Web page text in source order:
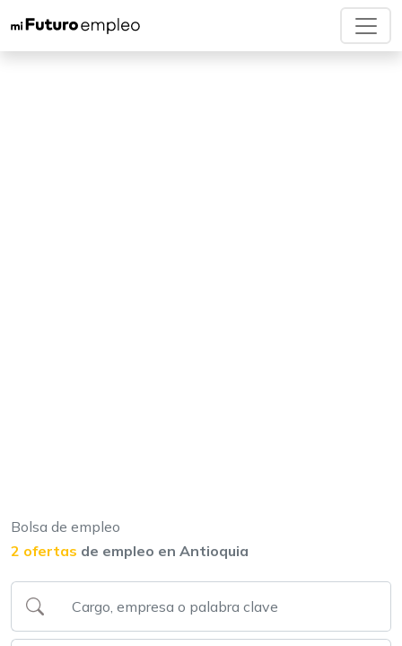
Bolsa de empleo
2 ofertas de empleo en Antioquia